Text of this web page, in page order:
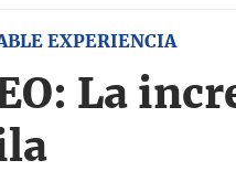
EXPERIENCIA
La